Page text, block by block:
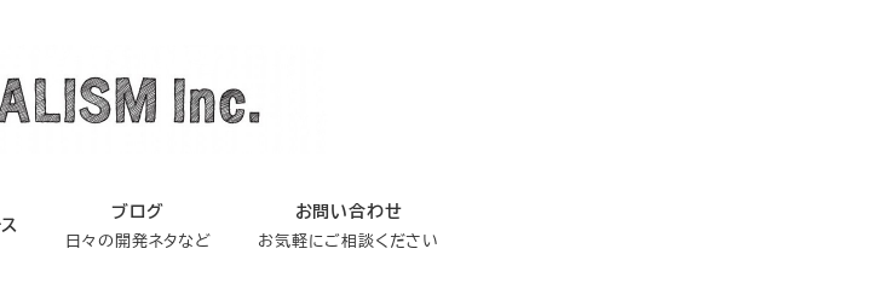
ブログ
日々の開発ネタなど
お問い合わせ
お気軽にご相談ください